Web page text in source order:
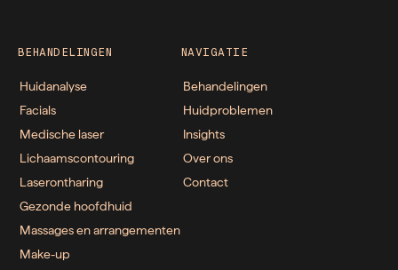
BEHANDELINGEN
Huidanalyse
Facials
Medische laser
Lichaamscontouring
Laserontharing
Gezonde hoofdhuid
Massages en arrangementen
Make-up
NAVIGATIE
Behandelingen
Huidproblemen
Insights
Over ons
Contact